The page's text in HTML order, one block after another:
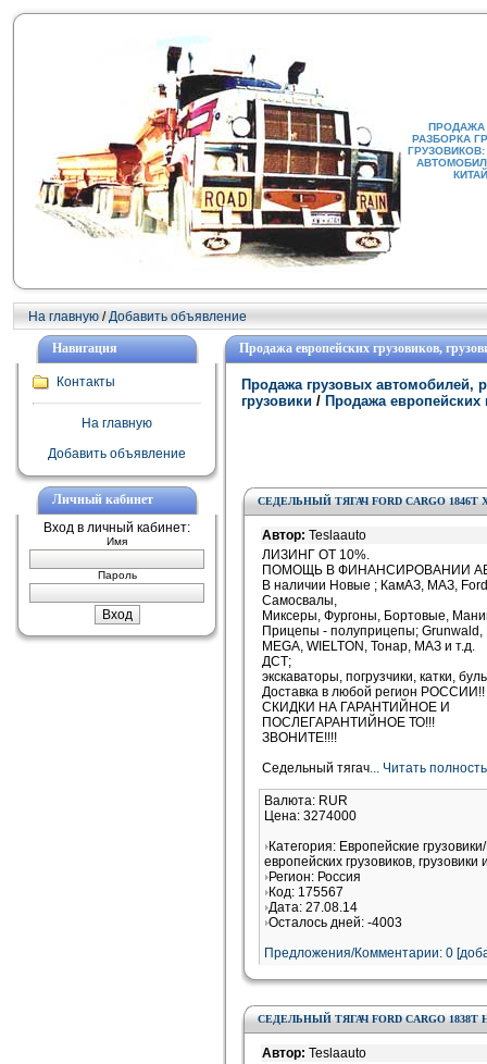
ПРОДАЖА
РАЗБОРКА
На главную /Добавить объявление
Навигация
Контакты
На главную
Добавить объявление
Личный кабинет
Вход в личный кабинет:
Имя
Пароль
Продажа европейских грузовиков,
Продажа грузовых автомобилей,
грузовики / Продажа европейских
СЕДЕЛЬНЫЙ ТЯГАЧ FORD CARGO 1846T
Автор: Teslaauto
ЛИЗИНГ ОТ 10%.
ПОМОЩЬ В ФИНАНСИРОВАНИИ
В наличии Новые ; КамАЗ, МАЗ, Ford
Самосвалы,
Миксеры, Фургоны, Бортовые,
Прицепы - полуприцепы; Grunwald,
MEGA, WIELTON, Тонар, МАЗ и т.д.
ДСТ;
экскаваторы, погрузчики, катки,
Доставка в любой регион РОССИИ!!
СКИДКИ НА ГАРАНТИЙНОЕ И
ПОСЛЕГАРАНТИЙНОЕ ТО!!!
ЗВОНИТЕ!!!!
Седельный тягач... Читать
Валюта: RUR
Цена: 3274000
Категория: Европейские
европейских грузовиков, грузовики
Регион: Россия
Код: 175567
Дата: 27.08.14
Осталось дней: -4003
Предложения/Комментарии: 0
СЕДЕЛЬНЫЙ ТЯГАЧ FORD CARGO 1838T
Автор: Teslaauto